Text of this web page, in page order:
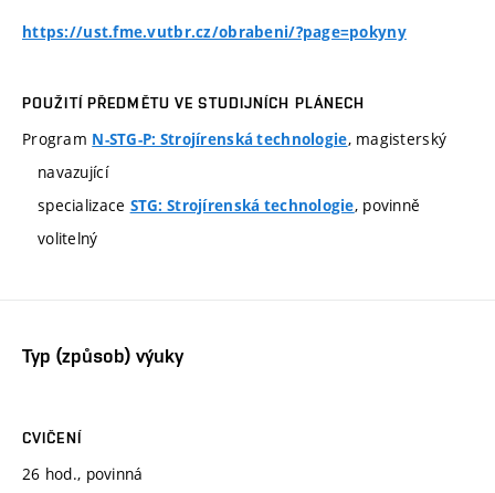
https://ust.fme.vutbr.cz/obrabeni/?page=pokyny
POUŽITÍ PŘEDMĚTU VE STUDIJNÍCH PLÁNECH
Program N-STG-P: Strojírenská technologie, magisterský
navazující
specializace STG: Strojírenská technologie, povinně
volitelný
Typ (způsob) výuky
CVIČENÍ
26 hod., povinná